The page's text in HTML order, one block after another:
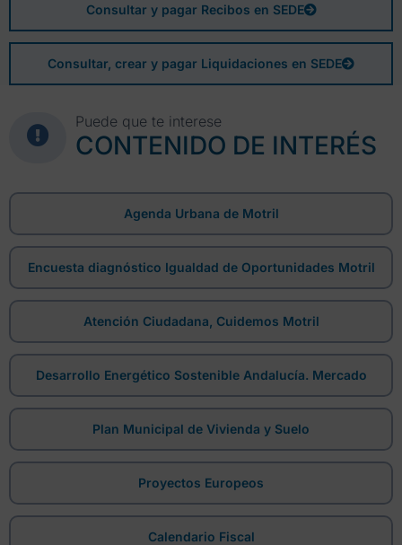
Consultar y pagar Recibos en SEDE
Consultar, crear y pagar Liquidaciones en SEDE
Puede que te interese
CONTENIDO DE INTERÉS
Agenda Urbana de Motril
Encuesta diagnóstico Igualdad de Oportunidades Motril
Atención Ciudadana, Cuidemos Motril
Desarrollo Energético Sostenible Andalucía. Mercado
Plan Municipal de Vivienda y Suelo
Proyectos Europeos
Calendario Fiscal